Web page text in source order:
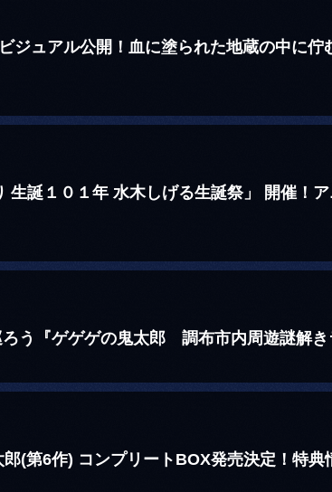
ジュアル公開！血に塗られた地蔵の中に
誕１０１年 水木しげる生誕祭」 開催！
う『ゲゲゲの鬼太郎 調布市内周遊謎解き
(第6作) コンプリートBOX発売決定！特典